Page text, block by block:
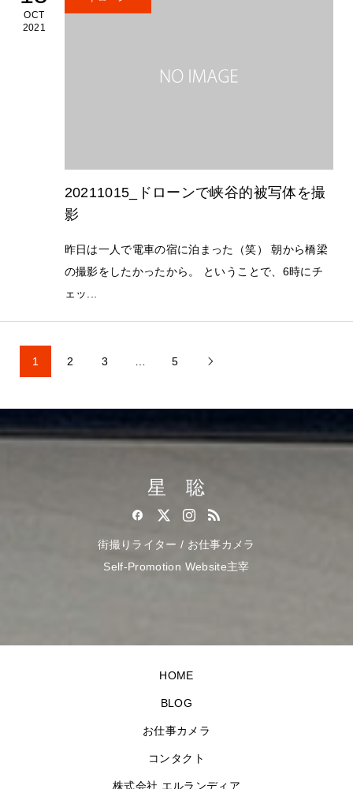
OCT
2021
20211015_ドローンで峡谷的被写体を撮
影
昨日は一人で電車の宿に泊まった（笑） 朝から橋梁
の撮影をしたかったから。 ということで、6時にチ
ェッ...
1 2 3 5 
星 聡
街撮りライター / お仕事カメラ
Self-Promotion Website主宰
HOME
BLOG
お仕事カメラ
コンタクト
株式会社 エルランディア